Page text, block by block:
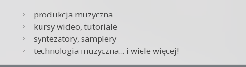
produkcja muzyczna
kursy wideo, tutoriale
syntezatory, samplery
technologia muzyczna... i wiele więcej!